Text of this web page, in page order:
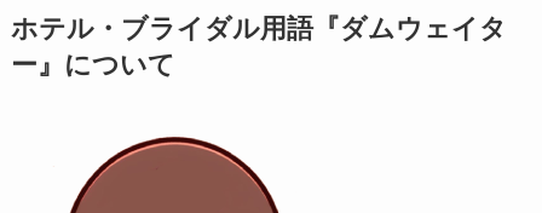
ホテル・ブライダル用語『ダムウェイタ
ー』について